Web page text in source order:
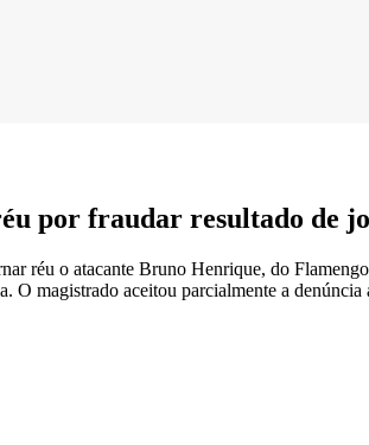
por fraudar resultado de
réu o atacante Bruno Henrique, do
magistrado aceitou parcialmente a denúncia